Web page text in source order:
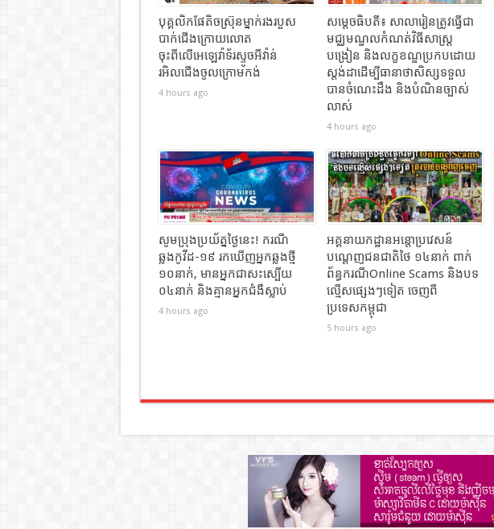
បុគ្គលិកផែតិចស្រ៊ុនម្នាក់រងរបួស
បាក់ជេីងក្រោយលោត
ចុះពីលេីអេឡេវ៉ាទ័រស្ទូចអីវ៉ាន់
រអិលជេីងចូលក្រោមកង់
4 hours ago
សម្ដេចធិបតី៖ សាលារៀនត្រូវធ្វើជា
មជ្ឈមណ្ឌលកំណត់វិធីសាស្ត្រ
បង្រៀន និងលក្ខខណ្ឌប្រកបដោយ
ស្តង់ដាដើម្បីធានាថាសិស្សទទួល
បានចំណេះដឹង និងបំណិនច្បាស់
លាស់
4 hours ago
សូមប្រុងប្រយ័ត្នថ្ងៃនេះ! ករណី
ឆ្លងកូវីដ-១៩ រកឃើញអ្នកឆ្លងថ្មី
១០នាក់, មានអ្នកជាសះស្បើយ
០៤នាក់ និងគ្មានអ្នកជំងឺស្លាប់
4 hours ago
អគ្គនាយកដ្ឋានអន្តោប្រវេសន៍
បណ្ដេញជនជាតិថៃ ១៤នាក់ ពាក់
ព័ន្ធករណីOnline Scams និងបទ
ល្មើសផ្សេងៗទៀត ចេញពី
ប្រទេសកម្ពុជា
5 hours ago